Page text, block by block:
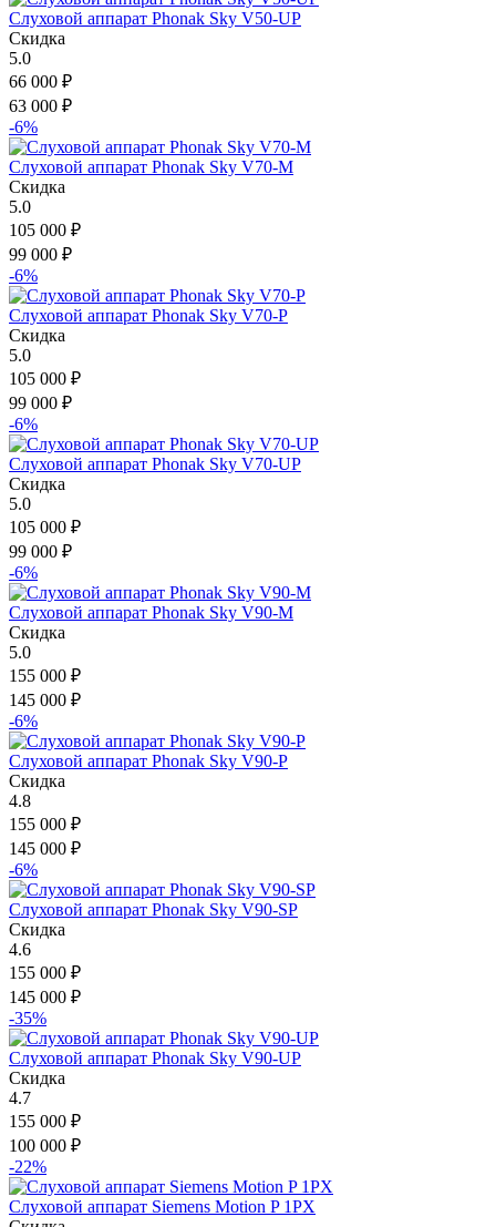
Слуховой аппарат Phonak Sky V50-UP
Скидка
5.0
66 000 ₽
63 000 ₽
-6%
Слуховой аппарат Phonak Sky V70-M
Скидка
5.0
105 000 ₽
99 000 ₽
-6%
Слуховой аппарат Phonak Sky V70-P
Скидка
5.0
105 000 ₽
99 000 ₽
-6%
Слуховой аппарат Phonak Sky V70-UP
Скидка
5.0
105 000 ₽
99 000 ₽
-6%
Слуховой аппарат Phonak Sky V90-M
Скидка
5.0
155 000 ₽
145 000 ₽
-6%
Слуховой аппарат Phonak Sky V90-P
Скидка
4.8
155 000 ₽
145 000 ₽
-6%
Слуховой аппарат Phonak Sky V90-SP
Скидка
4.6
155 000 ₽
145 000 ₽
-35%
Слуховой аппарат Phonak Sky V90-UP
Скидка
4.7
155 000 ₽
100 000 ₽
-22%
Слуховой аппарат Siemens Motion P 1PX